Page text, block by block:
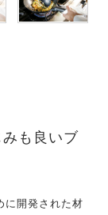
も良いブ
に開発された材